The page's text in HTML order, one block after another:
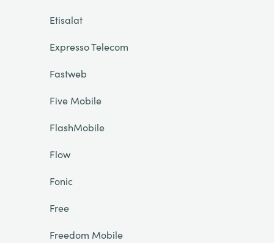
Etisalat
Expresso Telecom
Fastweb
Five Mobile
FlashMobile
Flow
Fonic
Free
Freedom Mobile